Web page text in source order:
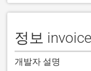
정보
개발자 설명